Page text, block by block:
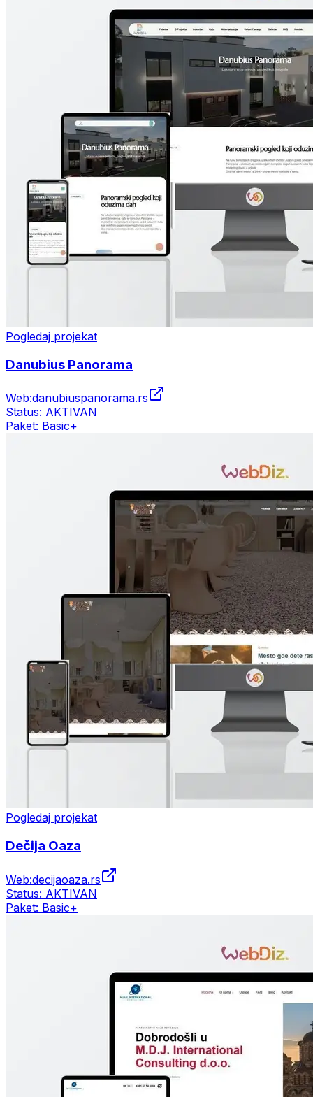
Pogledaj projekat
Danubius Panorama
Web:danubiuspanorama.rs
Status: AKTIVAN
Paket: Basic+
Pogledaj projekat
Dečija Oaza
Web:decijaoaza.rs
Status: AKTIVAN
Paket: Basic+